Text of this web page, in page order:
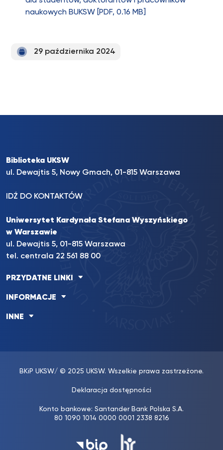
naukowych BUKSW [PDF, 0.16 MB]
29 października 2024
Biblioteka UKSW
ul. Dewajtis 5, Nowy Gmach, 01-815 Warszawa
IDŹ DO KONTAKTÓW
Uniwersytet Kardynała Stefana Wyszyńskiego
w Warszawie
ul. Dewajtis 5, 01-815 Warszawa
tel. centrala 22 561 88 00
PRZYDATNE LINKI
INFORMACJE
INNE
BKiP UKSW/ © 2025 UKSW. Wszelkie prawa zastrzeżone.
Deklaracja dostępności
Konto bankowe: Santander Bank Polska S.A.
80 1090 1014 0000 0001 2338 8216